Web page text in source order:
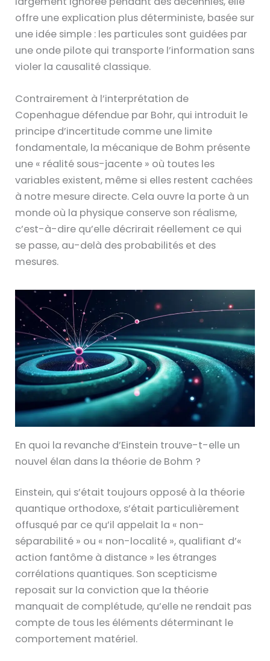
offre une explication plus déterministe, basée sur
une idée simple : les particules sont guidées par
une onde pilote qui transporte l’information sans
violer la causalité classique.
Contrairement à l’interprétation de
Copenhague défendue par Bohr, qui introduit le
principe d’incertitude comme une limite
fondamentale, la mécanique de Bohm présente
une « réalité sous-jacente » où toutes les
variables existent, même si elles restent cachées
à notre mesure directe. Cela ouvre la porte à un
monde où la physique conserve son réalisme,
c’est-à-dire qu’elle décrirait réellement ce qui
se passe, au-delà des probabilités et des
mesures.
En quoi la revanche d’Einstein trouve-t-elle un
nouvel élan dans la théorie de Bohm ?
Einstein, qui s’était toujours opposé à la théorie
quantique orthodoxe, s’était particulièrement
offusqué par ce qu’il appelait la « non-
séparabilité » ou « non-localité », qualifiant d’«
action fantôme à distance » les étranges
corrélations quantiques. Son scepticisme
reposait sur la conviction que la théorie
manquait de complétude, qu’elle ne rendait pas
compte de tous les éléments déterminant le
comportement matériel.